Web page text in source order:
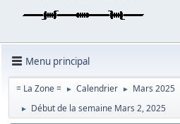
Menu principal
= La Zone = ► Calendrier ► Mars 2025
► Début de la semaine Mars 2, 2025